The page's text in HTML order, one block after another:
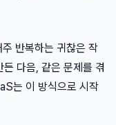
반복하는 귀찮은 작
다음, 같은 문제를 겪
는 이 방식으로 시작